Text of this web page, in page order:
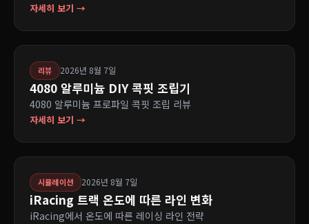
자세히 보기 →
리뷰 2026년 8월 7일
4080 알루미늄 DIY 콕핏 조립기
4080 알루미늄 프로파일 콕핏 조립 리뷰
자세히 보기 →
시뮬레이션 2026년 8월 7일
iRacing 트랙 온도에 따른 라인 변화
iRacing에서 온도에 따른 레이싱 라인 전략